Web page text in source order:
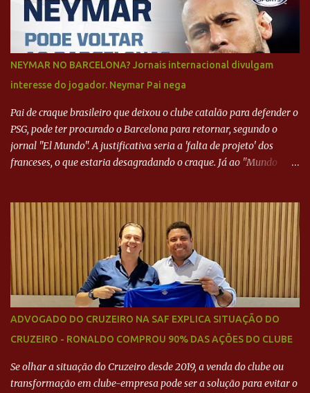
NEYMAR NO BARCELONA? Jornais internacional divulgam
interesse do jogador. Neymar Pai nega
Pai de craque brasileiro que deixou o clube catalão para defender o
PSG, pode ter procurado o Barcelona para retornar, segundo o
jornal "El Mundo". A justificativa seria a 'falta de projeto' dos
franceses, o que estaria desagradando o craque. Já ao "Mundo
Neymar Pai nega
ADVOGADO DO CRUZEIRO NA SAF EXPLICA SITUAÇÃO DO
CRUZEIRO - RONALDO COMPROU 90% DAS AÇÕES DO CLUBE
Se olhar a situação do Cruzeiro desde 2019, a venda do clube ou
transformação em clube-empresa pode ser a solução para evitar o